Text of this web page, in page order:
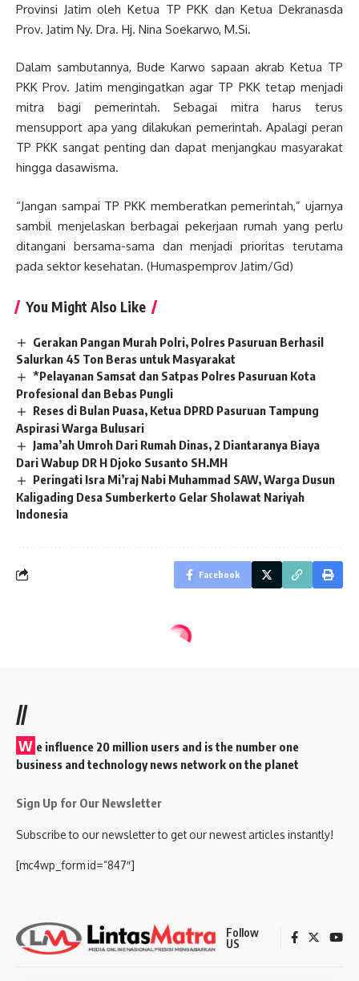
Provinsi Jatim oleh Ketua TP PKK dan Ketua Dekranasda
Prov. Jatim Ny. Dra. Hj. Nina Soekarwo, M.Si.
Dalam sambutannya, Bude Karwo sapaan akrab Ketua TP
PKK Prov. Jatim mengingatkan agar TP PKK tetap menjadi
mitra bagi pemerintah. Sebagai mitra harus terus
mensupport apa yang dilakukan pemerintah. Apalagi peran
TP PKK sangat penting dan dapat menjangkau masyarakat
hingga dasawisma.
“Jangan sampai TP PKK memberatkan pemerintah,” ujarnya
sambil menjelaskan berbagai pekerjaan rumah yang perlu
ditangani bersama-sama dan menjadi prioritas terutama
pada sektor kesehatan. (Humaspemprov Jatim/Gd)
You Might Also Like
Gerakan Pangan Murah Polri, Polres Pasuruan Berhasil
Salurkan 45 Ton Beras untuk Masyarakat
*Pelayanan Samsat dan Satpas Polres Pasuruan Kota
Profesional dan Bebas Pungli
Reses di Bulan Puasa, Ketua DPRD Pasuruan Tampung
Aspirasi Warga Bulusari
Jama’ah Umroh Dari Rumah Dinas, 2 Diantaranya Biaya
Dari Wabup DR H Djoko Susanto SH.MH
Peringati Isra Mi’raj Nabi Muhammad SAW, Warga Dusun
Kaligading Desa Sumberkerto Gelar Sholawat Nariyah
Indonesia
Facebook
//
W e influence 20 million users and is the number one
business and technology news network on the planet
Sign Up for Our Newsletter
Subscribe to our newsletter to get our newest articles instantly!
[mc4wp_form id=”847″]
Follow
US